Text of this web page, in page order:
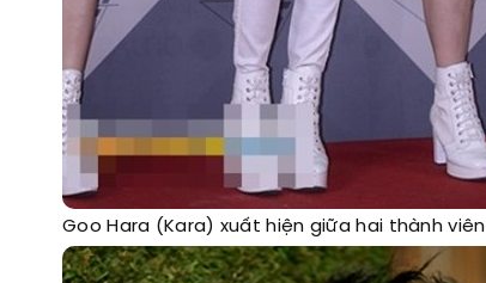
Goo Hara (Kara) xuất hiện giữa hai thành